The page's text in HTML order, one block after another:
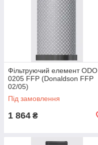
Фільтруючий елемент ODO
0205 FFP (Donaldson FFP
02/05)
Під замовлення
1 864 ₴